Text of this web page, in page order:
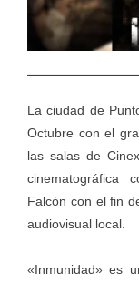
La ciudad de
Octubre con el
las salas de
cinematográfica
Falcón con el fin
audiovisual local.
«Inmunidad» es